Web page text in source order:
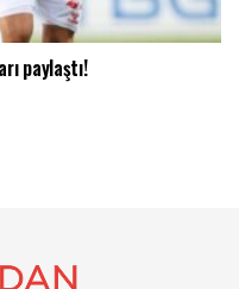
paylaştı!